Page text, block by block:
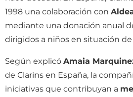
1998 una colaboración con
mediante una donación anual
dirigidos a niños en situación
Según explicó Amaia
de Clarins en España, la
iniciativas que contribuyan a